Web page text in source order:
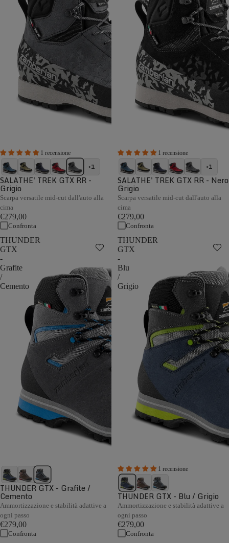
1 recensione
+1
SALATHE' TREK GTX RR -
Grigio
Scarpa versatile mid-cut dall'auto alla
cima
€279,00
Confronta
1 recensione
+1
SALATHE' TREK GTX RR - Nero
Grigio
Scarpa versatile mid-cut dall'auto alla
cima
€279,00
Confronta
THUNDER
GTX
-
Grafite
/
Cemento
THUNDER GTX - Grafite /
Cemento
Ammortizzazione e stabilità adattive a
ogni passo
€279,00
Confronta
THUNDER
GTX
-
Blu
/
Grigio
1 recensione
THUNDER GTX - Blu / Grigio
Ammortizzazione e stabilità adattive a
ogni passo
€279,00
Confronta